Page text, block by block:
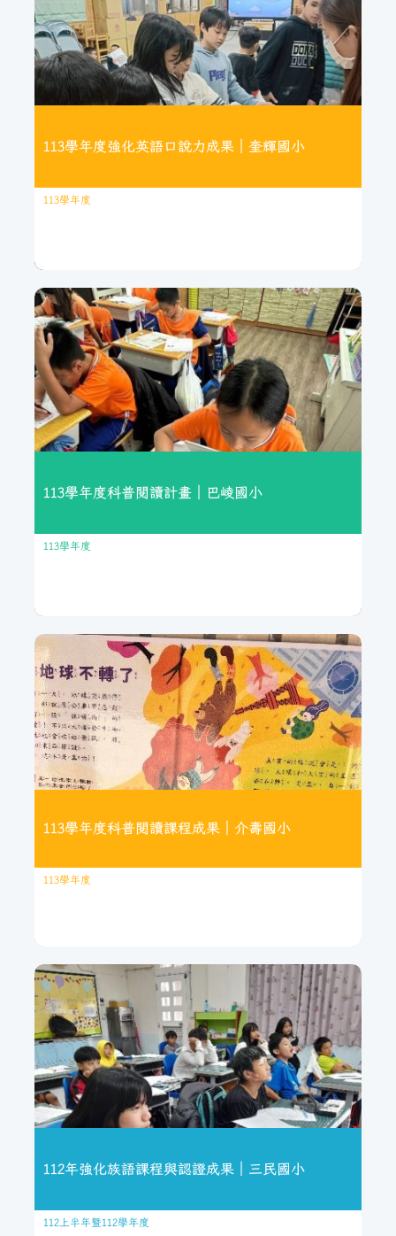
課程內容包含狩獵文化的認識、石頭陷阱與先進陷阱與獵物處理
(小米得麼麵製作)等，透過這些課程，提升學生對泰雅生活文化
的認知。
113學年度強化英語口說力成果｜奎輝國小
113學年度
113學年度強化英語口說力成果｜奎
輝國小
奎輝國小參與「113學年度國小英語口說力策略聯盟計畫」，辦
理英語歌謠比賽、繪本短劇表演、生活情境對話競賽與主題英語
日等多元活動，營造自然英語環境，提升學生口說意願、聽說能
力與自信心。活動深受學生喜愛，並促進團隊合作與跨文化理
解。
113學年度科普閱讀計畫｜巴崚國小
113學年度
113學年度科普閱讀計畫｜巴崚國小
巴崚國小推動科普閱讀計畫，結合教學實踐、教師增能與閱讀資
源建置，提升學生科學素養與跨域表達能力。學生能將科普內容
融入寫作與心得，發展語文與科學的整合能力；教師則透過「野
人窩」專業講師引導，精進科普教學策略；並系統性增購多元科
普讀物，涵蓋自然、生醫、科技等主題，有效改善閱讀偏食，拓
展學生知識視野。
113學年度科普閱讀課程成果｜介壽國小
113學年度
113學年度科普閱讀課程成果｜介壽
國小
113學年度復興區介壽國小推動科普閱讀課程，結合SmartReading
閱讀分級系統與MSSR晨間閱讀，建立學生個別化閱讀書單，培養
科學素養與自主學習能力。透過校內分年段科普閱讀競賽與閱讀
獎勵機制，提升學生閱讀動機與理解能力，展現科普教育與數位
閱讀整合的實施成果。
繼續閱讀
112年強化族語課程與認證成果｜三民國小
112上半年暨112學年度